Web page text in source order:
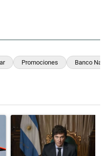
Promociones Banco
título "Los aviones F 16
Un artículo de tendencia